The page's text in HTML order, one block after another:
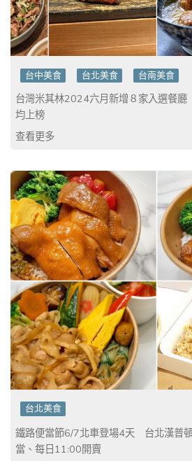
台中美食 台北美食 台南美食
台灣米其林2024六月新增８家入選餐
均上榜
查看更多
台北美食
鐵路便當節6/7北車登場4天 台北漢普
當、每日11:00開賣